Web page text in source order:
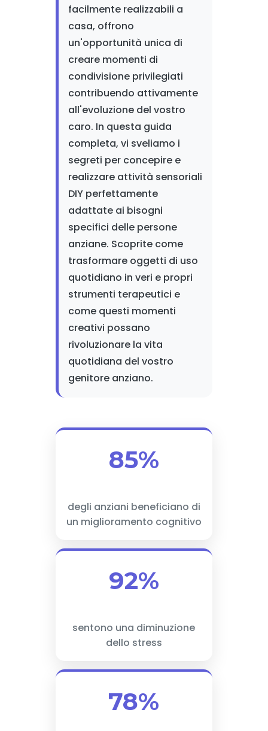
facilmente realizzabili a
casa, offrono
un'opportunità unica di
creare momenti di
condivisione privilegiati
contribuendo attivamente
all'evoluzione del vostro
caro. In questa guida
completa, vi sveliamo i
segreti per concepire e
realizzare attività sensoriali
DIY perfettamente
adattate ai bisogni
specifici delle persone
anziane. Scoprite come
trasformare oggetti di uso
quotidiano in veri e propri
strumenti terapeutici e
come questi momenti
creativi possano
rivoluzionare la vita
quotidiana del vostro
genitore anziano.
85%
degli anziani beneficiano di
un miglioramento cognitivo
92%
sentono una diminuzione
dello stress
78%